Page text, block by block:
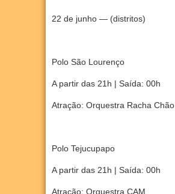
22 de junho — (distritos)
Polo São Lourenço
A partir das 21h | Saída: 00h
Atração: Orquestra Racha Chão
Polo Tejucupapo
A partir das 21h | Saída: 00h
Atração: Orquestra CAM